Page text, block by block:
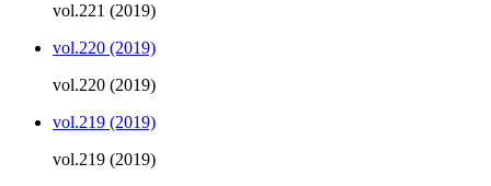
vol.221 (2019)
vol.220 (2019)
vol.220 (2019)
vol.219 (2019)
vol.219 (2019)